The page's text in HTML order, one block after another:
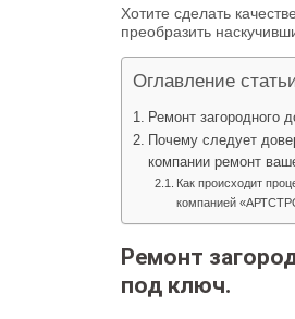
Хотите сделать
преобразить
Оглавление
Ремонт загородного
Почему следует
компании ремонт
Как происходит
компанией
Ремонт
под ключ.